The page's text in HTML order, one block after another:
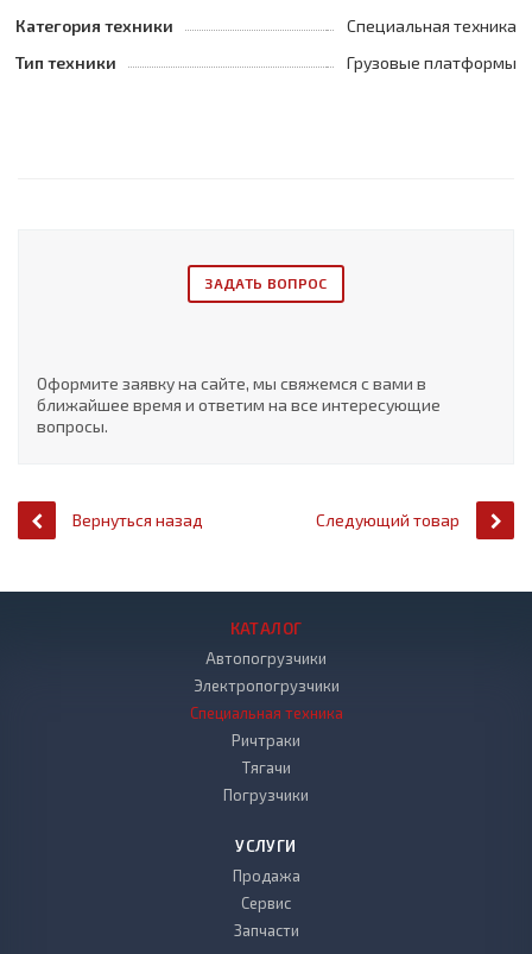
Категория техники
Специальная техника
Тип техники
Грузовые платформы
ЗАДАТЬ ВОПРОС
Оформите заявку на сайте, мы свяжемся с вами в
ближайшее время и ответим на все интересующие
вопросы.
Вернуться назад Следующий товар
КАТАЛОГ
Автопогрузчики
Электропогрузчики
Специальная техника
Ричтраки
Тягачи
Погрузчики
УСЛУГИ
Продажа
Сервис
Запчасти